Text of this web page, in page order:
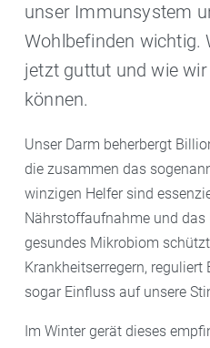
unser Immunsystem
Wohlbefinden wichtig.
jetzt guttut und wie
können.
Unser Darm beherbergt
die zusammen das
winzigen Helfer sind
Nährstoffaufnahme und das
gesundes Mikrobiom
Krankheitserregern,
sogar Einfluss auf unsere
Im Winter gerät dieses